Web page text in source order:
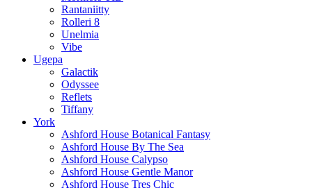
Rantaniitty
Rolleri 8
Unelmia
Vibe
Ugepa
Galactik
Odyssee
Reflets
Tiffany
York
Ashford House Botanical Fantasy
Ashford House By The Sea
Ashford House Calypso
Ashford House Gentle Manor
Ashford House Tres Chic